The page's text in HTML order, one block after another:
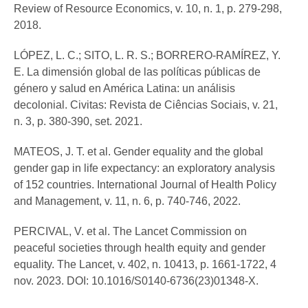
Review of Resource Economics, v. 10, n. 1, p. 279-298,
2018.
LÓPEZ, L. C.; SITO, L. R. S.; BORRERO-RAMÍREZ, Y.
E. La dimensión global de las políticas públicas de
género y salud en América Latina: un análisis
decolonial. Civitas: Revista de Ciências Sociais, v. 21,
n. 3, p. 380-390, set. 2021.
MATEOS, J. T. et al. Gender equality and the global
gender gap in life expectancy: an exploratory analysis
of 152 countries. International Journal of Health Policy
and Management, v. 11, n. 6, p. 740-746, 2022.
PERCIVAL, V. et al. The Lancet Commission on
peaceful societies through health equity and gender
equality. The Lancet, v. 402, n. 10413, p. 1661-1722, 4
nov. 2023. DOI: 10.1016/S0140-6736(23)01348-X.